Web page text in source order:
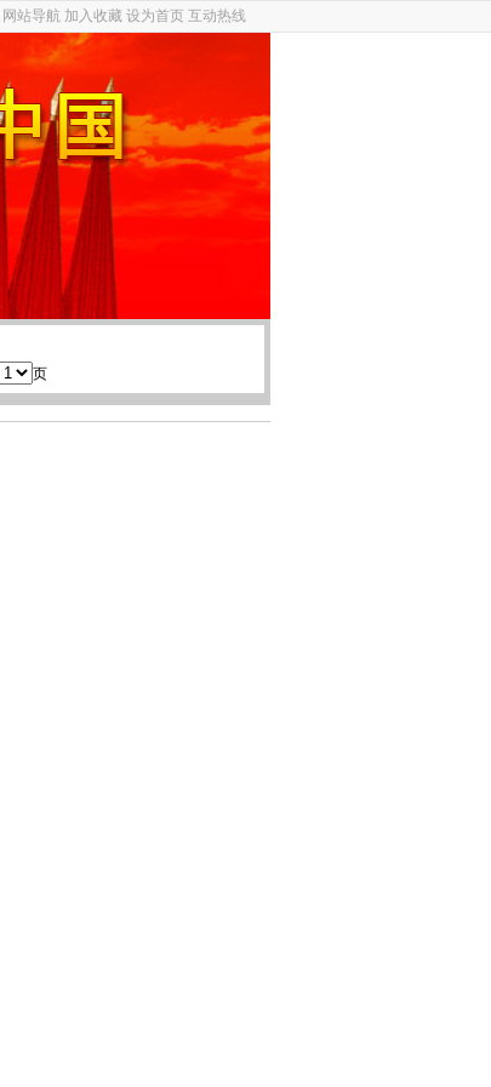
网站导航 加入收藏 设为首页 互动热线
页